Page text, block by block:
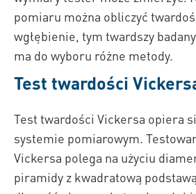
pomiaru można obliczyć
wgłębienie, tym twardszy
ma do wyboru różne metody.
Test twardości
Test twardości Vickersa opiera
systemie pomiarowym.
Vickersa polega na użyciu
piramidy z kwadratową